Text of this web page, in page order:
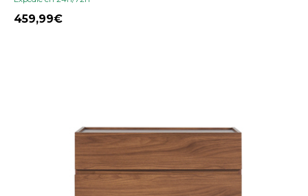
459,99